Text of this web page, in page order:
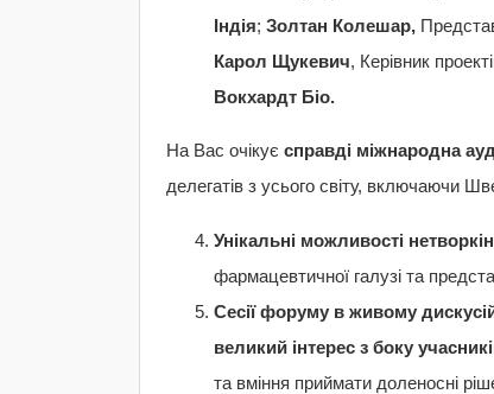
Індія;Золтан Колешар,
Карол Щукевич, Керівник
Вокхардт Біо.
На Вас очікуєсправді міжнародна
делегатів з усього світу, включаючи
Унікальні можливості
фармацевтичної галузі та
Сесії форуму в живому
великий інтерес з боку
та вміння приймати доленосні